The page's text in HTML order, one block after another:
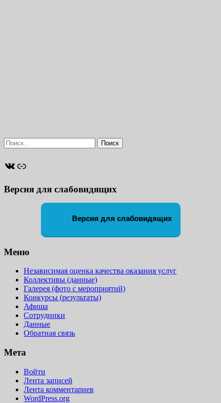
Найти:
ВКонтакте
Ссылка
Версия для слабовидящих
Версия для слабовидящих
Меню
Независимая оценка качества оказания услуг
Коллективы (данные)
Галерея (фото с мероприятий)
Конкурсы (результаты)
Афиша
Сотрудники
Данные
Обратная связь
Мета
Войти
Лента записей
Лента комментариев
WordPress.org